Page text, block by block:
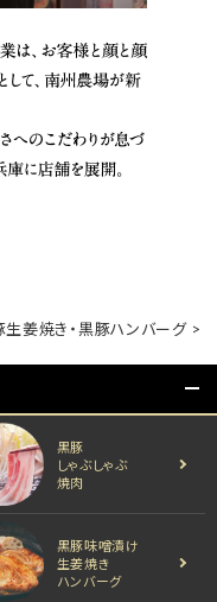
姜焼き・黒豚ハンバーグ
黒豚
しゃぶしゃぶ
焼肉
黒豚味噌漬け
生姜焼き
ハンバーグ